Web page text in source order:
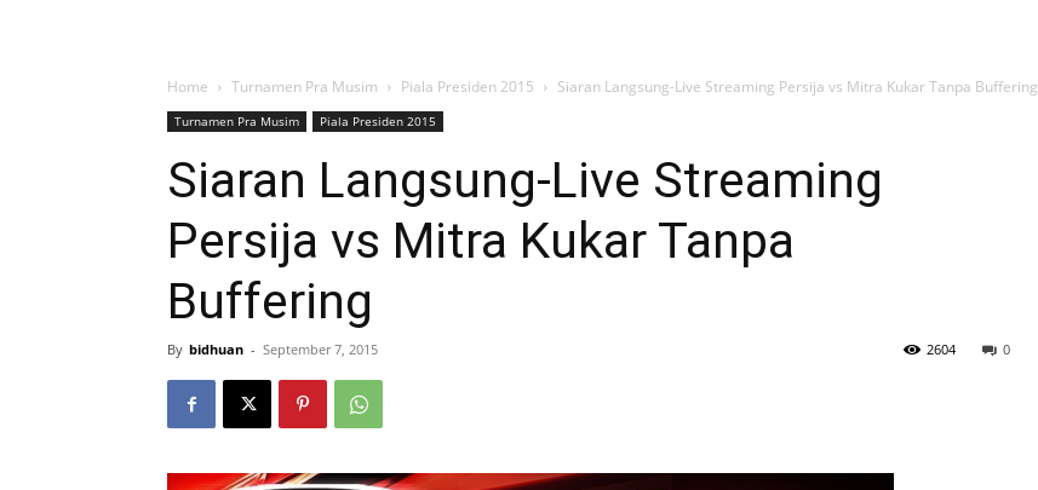
Home Turnamen Pra Musim Piala Presiden 2015 Siaran Langsung-Live Streaming Persija vs Mitra Kukar Tanpa Buffering
Turnamen Pra Musim Piala Presiden 2015
Siaran Langsung-Live Streaming
Persija vs Mitra Kukar Tanpa
Buffering
By bidhuan - September 7, 2015 0
2604